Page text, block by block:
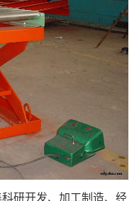
研开发、加工制造、经